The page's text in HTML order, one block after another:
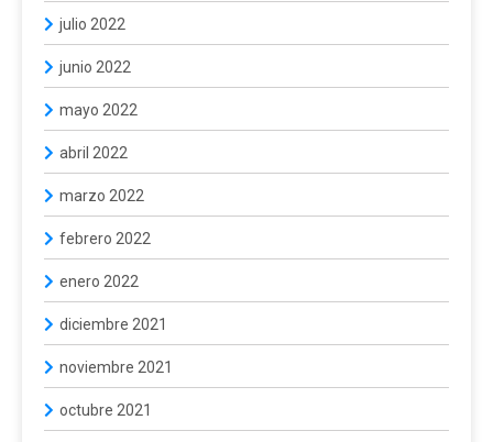
julio 2022
junio 2022
mayo 2022
abril 2022
marzo 2022
febrero 2022
enero 2022
diciembre 2021
noviembre 2021
octubre 2021